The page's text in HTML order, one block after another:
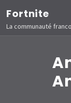
Aller
au
contenu
Fortnite
La communauté